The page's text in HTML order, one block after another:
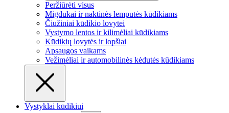
Peržiūrėti visus
Migdukai ir naktinės lemputės kūdikiams
Čiužiniai kūdikio lovytei
Vystymo lentos ir kilimėliai kūdikiams
Kūdikių lovytės ir lopšiai
Apsaugos vaikams
Vežimėliai ir automobilinės kėdutės kūdikiams
Vystyklai kūdikiui